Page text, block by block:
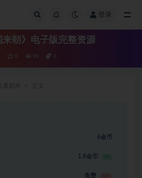
登录
来朝》电子版完整资源
0 90 6
6金币
1.8金币 3折
免费